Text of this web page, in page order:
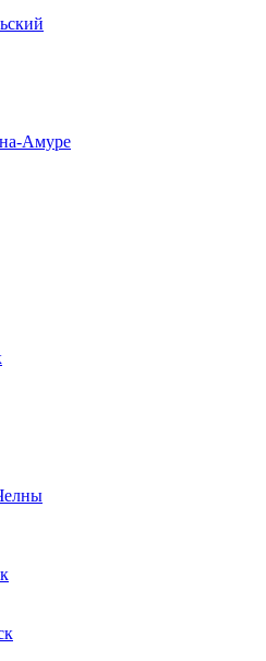
Амуре